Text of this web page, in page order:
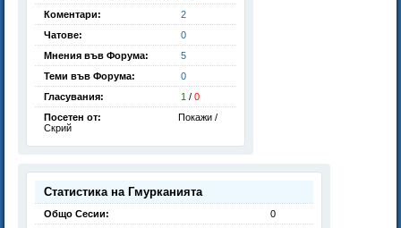
Коментари:
2
Чатове:
0
Мнения във Форума:
5
Теми във Форума:
0
Гласувания:
1 / 0
Посетен от:
Покажи /
Скрий
Статистика на Гмурканията
Общо Сесии:
0